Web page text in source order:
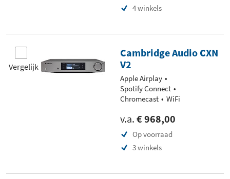
4 winkels
Vergelijk
Cambridge Audio CXN
V2
Apple Airplay
Spotify Connect
Chromecast
WiFi
v.a. € 968,00
Op voorraad
3 winkels